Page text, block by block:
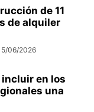
de 11
de alquiler
06/2026
incluir en los
una